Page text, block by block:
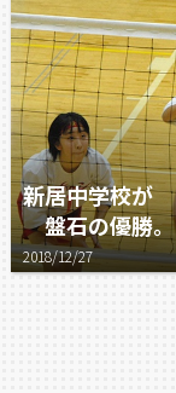
新居中学校が
盤石の優勝。
2018/12/27